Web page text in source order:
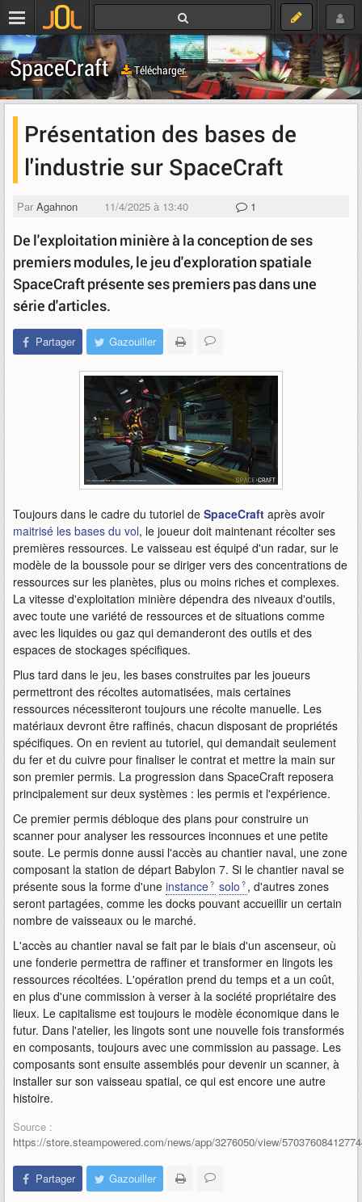
SpaceCraft Télécharger
Présentation des bases de
l'industrie sur SpaceCraft
Par Agahnon 11/4/2025 à 13:40 1
De l'exploitation minière à la conception de ses
premiers modules, le jeu d'exploration spatiale
SpaceCraft présente ses premiers pas dans une
série d'articles.
Partager Gazouiller
Toujours dans le cadre du tutoriel de SpaceCraft après avoir
maitrisé les bases du vol, le joueur doit maintenant récolter ses
premières ressources. Le vaisseau est équipé d'un radar, sur le
modèle de la boussole pour se diriger vers des concentrations de
ressources sur les planètes, plus ou moins riches et complexes.
La vitesse d'exploitation minière dépendra des niveaux d'outils,
avec toute une variété de ressources et de situations comme
avec les liquides ou gaz qui demanderont des outils et des
espaces de stockages spécifiques.
Plus tard dans le jeu, les bases construites par les joueurs
permettront des récoltes automatisées, mais certaines
ressources nécessiteront toujours une récolte manuelle. Les
matériaux devront être raffinés, chacun disposant de propriétés
spécifiques. On en revient au tutoriel, qui demandait seulement
du fer et du cuivre pour finaliser le contrat et mettre la main sur
son premier permis. La progression dans SpaceCraft reposera
principalement sur deux systèmes : les permis et l'expérience.
Ce premier permis débloque des plans pour construire un
scanner pour analyser les ressources inconnues et une petite
soute. Le permis donne aussi l'accès au chantier naval, une zone
composant la station de départ Babylon 7. Si le chantier naval se
présente sous la forme d'une instance solo , d'autres zones
seront partagées, comme les docks pouvant accueillir un certain
nombre de vaisseaux ou le marché.
L'accès au chantier naval se fait par le biais d'un ascenseur, où
une fonderie permettra de raffiner et transformer en lingots les
ressources récoltées. L'opération prend du temps et a un coût,
en plus d'une commission à verser à la société propriétaire des
lieux. Le capitalisme est toujours le modèle économique dans le
futur. Dans l'atelier, les lingots sont une nouvelle fois transformés
en composants, toujours avec une commission au passage. Les
composants sont ensuite assemblés pour devenir un scanner, à
installer sur son vaisseau spatial, ce qui est encore une autre
histoire.
Source :
https://store.steampowered.com/news/app/3276050/view/
Partager Gazouiller